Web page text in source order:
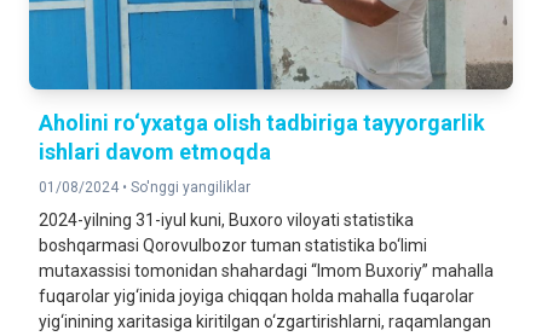
Aholini ro‘yxatga olish tadbiriga tayyorgarlik
ishlari davom etmoqda
01/08/2024 • So'nggi yangiliklar
2024-yilning 31-iyul kuni, Buxoro viloyati statistika
boshqarmasi Qorovulbozor tuman statistika bo‘limi
mutaxassisi tomonidan shahardagi “Imom Buxoriy” mahalla
fuqarolar yig‘inida joyiga chiqqan holda mahalla fuqarolar
yig‘inining xaritasiga kiritilgan o‘zgartirishlarni, raqamlangan